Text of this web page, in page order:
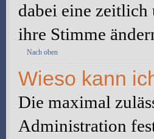
dabei eine
ihre Stimme
Nach oben
Wieso kann
Die maximal
Administration